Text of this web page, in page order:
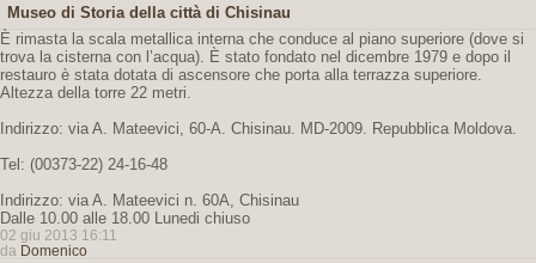
Museo di Storia della città di Chisinau
È rimasta la scala metallica interna che conduce al piano superiore (dove si
trova la cisterna con l’acqua). È stato fondato nel dicembre 1979 e dopo il
restauro è stata dotata di ascensore che porta alla terrazza superiore.
Altezza della torre 22 metri.
Indirizzo: via A. Mateevici, 60-A. Chisinau. MD-2009. Repubblica Moldova.
Tel: (00373-22) 24-16-48
Indirizzo: via A. Mateevici n. 60A, Chisinau
Dalle 10.00 alle 18.00 Lunedi chiuso
02 giu 2013 16:11
da Domenico